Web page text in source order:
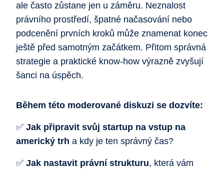
ale často zůstane jen u záměru. Neznalost
právního prostředí, špatné načasování nebo
podcenění prvních kroků může znamenat konec
ještě před samotným začátkem. Přitom správná
strategie a praktické know-how výrazně zvyšují
šanci na úspěch.
Během této moderované diskuzi se dozvíte:
✅ Jak připravit svůj startup na vstup na
americký trh a kdy je ten správný čas?
✅ Jak nastavit právní strukturu, která vám